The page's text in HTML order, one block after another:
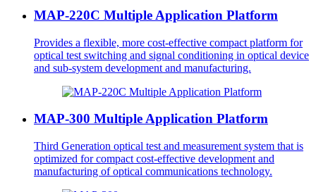
MAP-220C Multiple Application Platform
Provides a flexible, more cost-effective compact platform for
optical test switching and signal conditioning in optical device
and sub-system development and manufacturing.
MAP-300 Multiple Application Platform
Third Generation optical test and measurement system that is
optimized for compact cost-effective development and
manufacturing of optical communications technology.